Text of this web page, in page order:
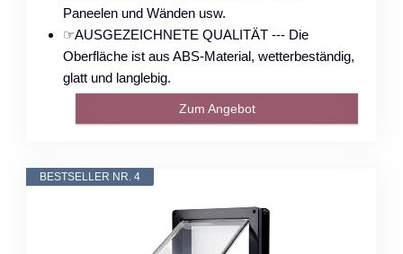
Paneelen und Wänden usw.
☞AUSGEZEICHNETE QUALITÄT --- Die
Oberfläche ist aus ABS-Material, wetterbeständig,
glatt und langlebig.
Zum Angebot
BESTSELLER NR. 4